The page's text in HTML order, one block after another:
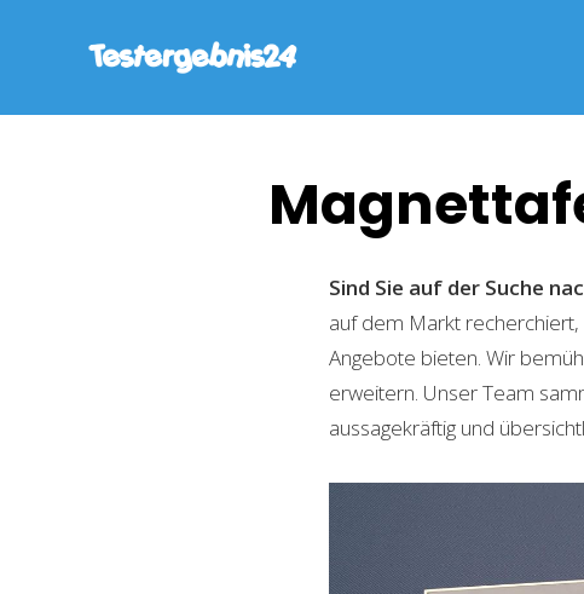
Sind Sie auf der Suche
auf dem Markt
Angebote bieten. Wir
erweitern. Unser Team
aussagekräftig und